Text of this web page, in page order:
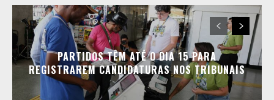
PARTIDOS TÊM ATÉ O DIA 15 PARA
REGISTRAREM CANDIDATURAS NOS TRIBUNAIS